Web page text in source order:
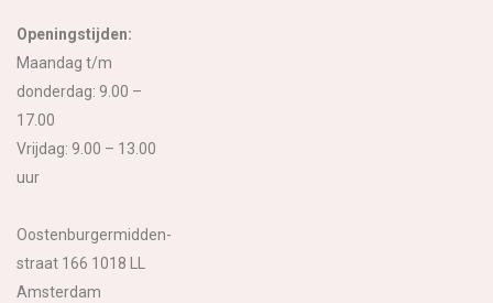
Openingstijden:
Maandag t/m
donderdag: 9.00 –
17.00
Vrijdag: 9.00 – 13.00
uur
Oostenburgermidden-
straat 166 1018 LL
Amsterdam